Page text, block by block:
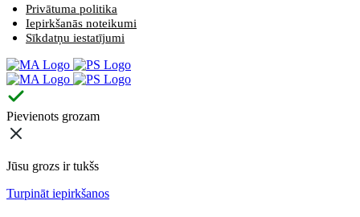
Privātuma politika
Iepirkšanās noteikumi
Sīkdatņu iestatījumi
Pievienots grozam
Jūsu grozs ir tukšs
Turpināt iepirkšanos